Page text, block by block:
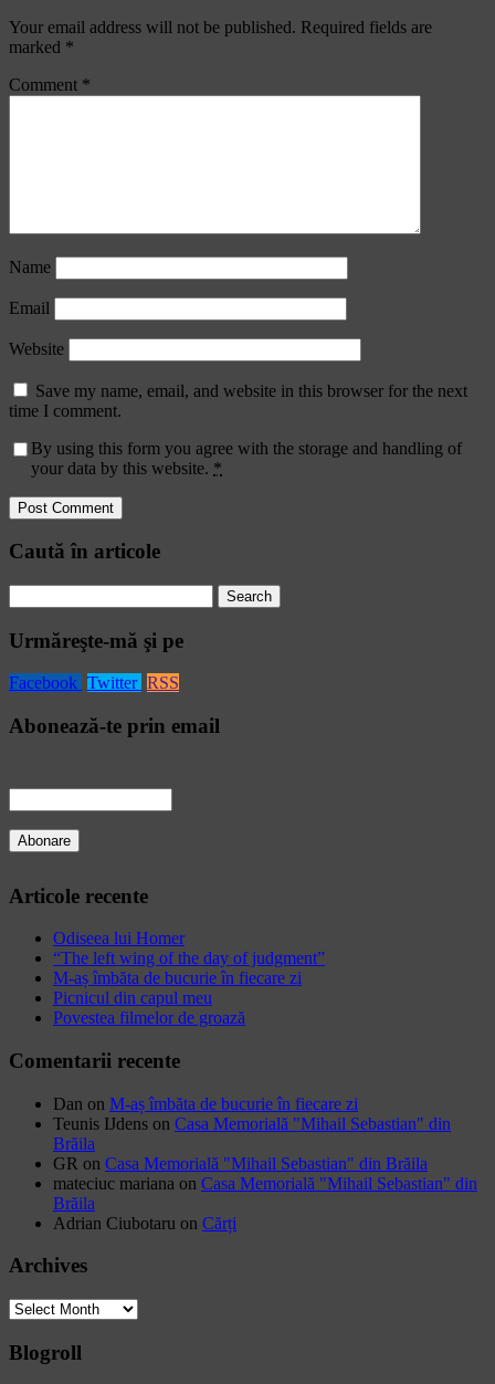
Your email address will not be published. Required fields are
marked *
Comment *
Name
Email
Website
Save my name, email, and website in this browser for the next
time I comment.
By using this form you agree with the storage and handling of
your data by this website. *
Caută în articole
for:
Urmăreşte-mă şi pe
Facebook Twitter RSS
Abonează-te prin email
Articole recente
Odiseea lui Homer
“The left wing of the day of judgment”
M-aș îmbăta de bucurie în fiecare zi
Picnicul din capul meu
Povestea filmelor de groază
Comentarii recente
Dan on M-aș îmbăta de bucurie în fiecare zi
Teunis IJdens on Casa Memorială "Mihail Sebastian" din
Brăila
GR on Casa Memorială "Mihail Sebastian" din Brăila
mateciuc mariana on Casa Memorială "Mihail Sebastian" din
Brăila
Adrian Ciubotaru on Cărți
Archives
Archives
Blogroll